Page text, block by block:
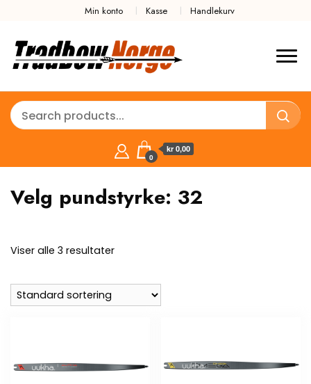
Min konto Kasse Handlekurv
0
kr 0,00
Velg pundstyrke: 32
Viser alle 3 resultater